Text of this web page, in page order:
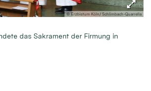
© Erzbistum Köln/ Schlimbach-Quarrella
das Sakrament der Firmung in